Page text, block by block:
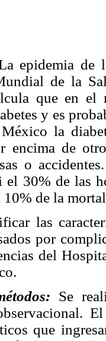
epidemia de
de la
que en el
y es
la
encima de
o
el 30% de las
10% de la
las
por
del
Se
que